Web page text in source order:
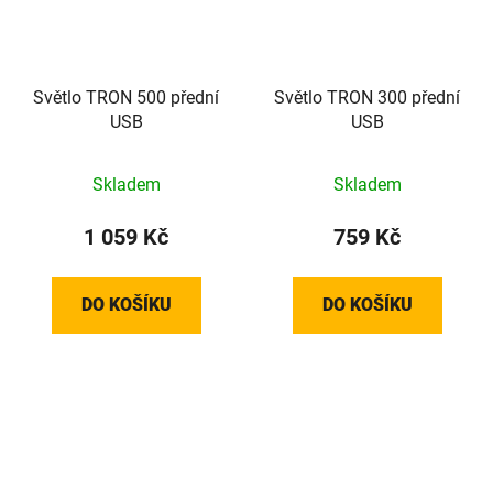
Světlo TRON 500 přední
USB
Skladem
1 059 Kč
DO KOŠÍKU
Světlo TRON 300 přední
USB
Skladem
759 Kč
DO KOŠÍKU